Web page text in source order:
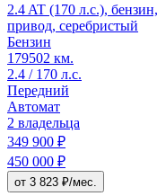
2.4 AT (170 л.с.),
привод, серебристый
Бензин
179502 км.
2.4 / 170 л.с.
Передний
Автомат
2 владельца
349 900 ₽
450 000 ₽
от 3 823 ₽/мес.